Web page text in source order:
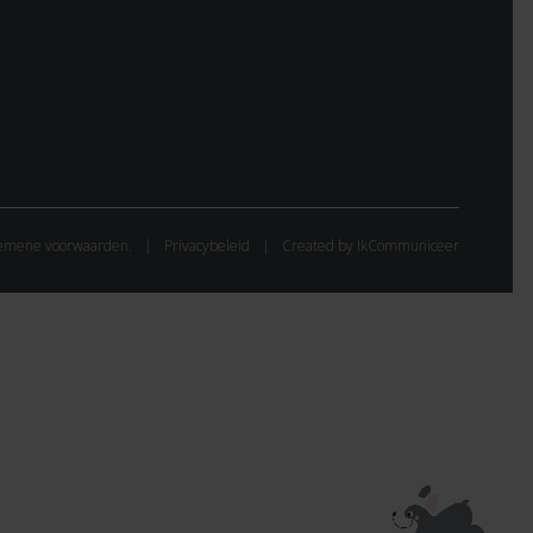
voorwaarden. Privacybeleid Created by IkCommuniceer